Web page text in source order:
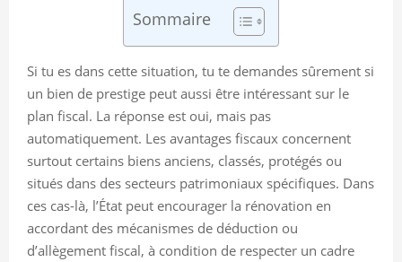
Sommaire
Si tu es dans cette situation, tu te demandes sûrement si
un bien de prestige peut aussi être intéressant sur le
plan fiscal. La réponse est oui, mais pas
automatiquement. Les avantages fiscaux concernent
surtout certains biens anciens, classés, protégés ou
situés dans des secteurs patrimoniaux spécifiques. Dans
ces cas-là, l’État peut encourager la rénovation en
accordant des mécanismes de déduction ou
d’allègement fiscal, à condition de respecter un cadre